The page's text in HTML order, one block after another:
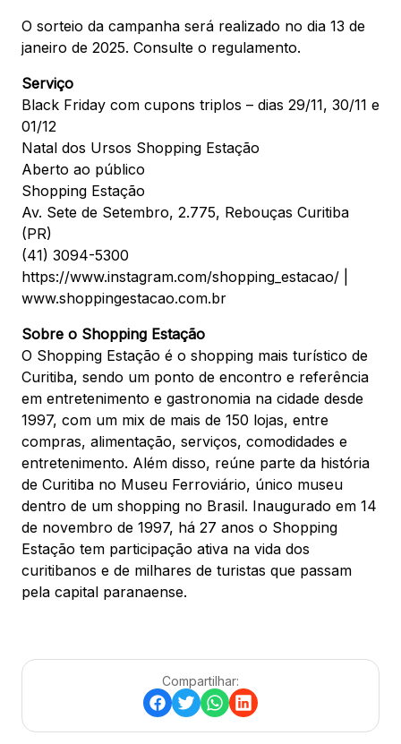
O sorteio da campanha será realizado no dia 13 de
janeiro de 2025. Consulte o regulamento.
Serviço
Black Friday com cupons triplos – dias 29/11, 30/11 e
01/12
Natal dos Ursos Shopping Estação
Aberto ao público
Shopping Estação
Av. Sete de Setembro, 2.775, Rebouças Curitiba
(PR)
(41) 3094-5300
https://www.instagram.com/shopping_estacao/ |
www.shoppingestacao.com.br
Sobre o Shopping Estação
O Shopping Estação é o shopping mais turístico de
Curitiba, sendo um ponto de encontro e referência
em entretenimento e gastronomia na cidade desde
1997, com um mix de mais de 150 lojas, entre
compras, alimentação, serviços, comodidades e
entretenimento. Além disso, reúne parte da história
de Curitiba no Museu Ferroviário, único museu
dentro de um shopping no Brasil. Inaugurado em 14
de novembro de 1997, há 27 anos o Shopping
Estação tem participação ativa na vida dos
curitibanos e de milhares de turistas que passam
pela capital paranaense.
Compartilhar: